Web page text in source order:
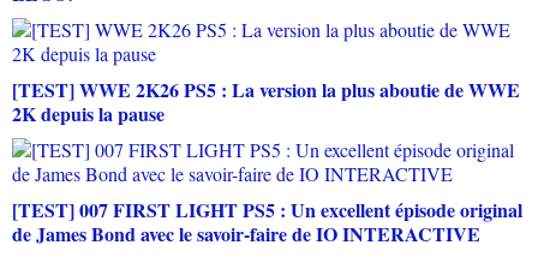
[TEST] WWE 2K26 PS5 : La version la plus aboutie de WWE
2K depuis la pause
[TEST] 007 FIRST LIGHT PS5 : Un excellent épisode original
de James Bond avec le savoir-faire de IO INTERACTIVE